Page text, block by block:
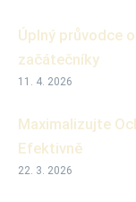
Úplný průvodce
začátečníky
11. 4. 2026
Maximalizujte
Efektivně
22. 3. 2026